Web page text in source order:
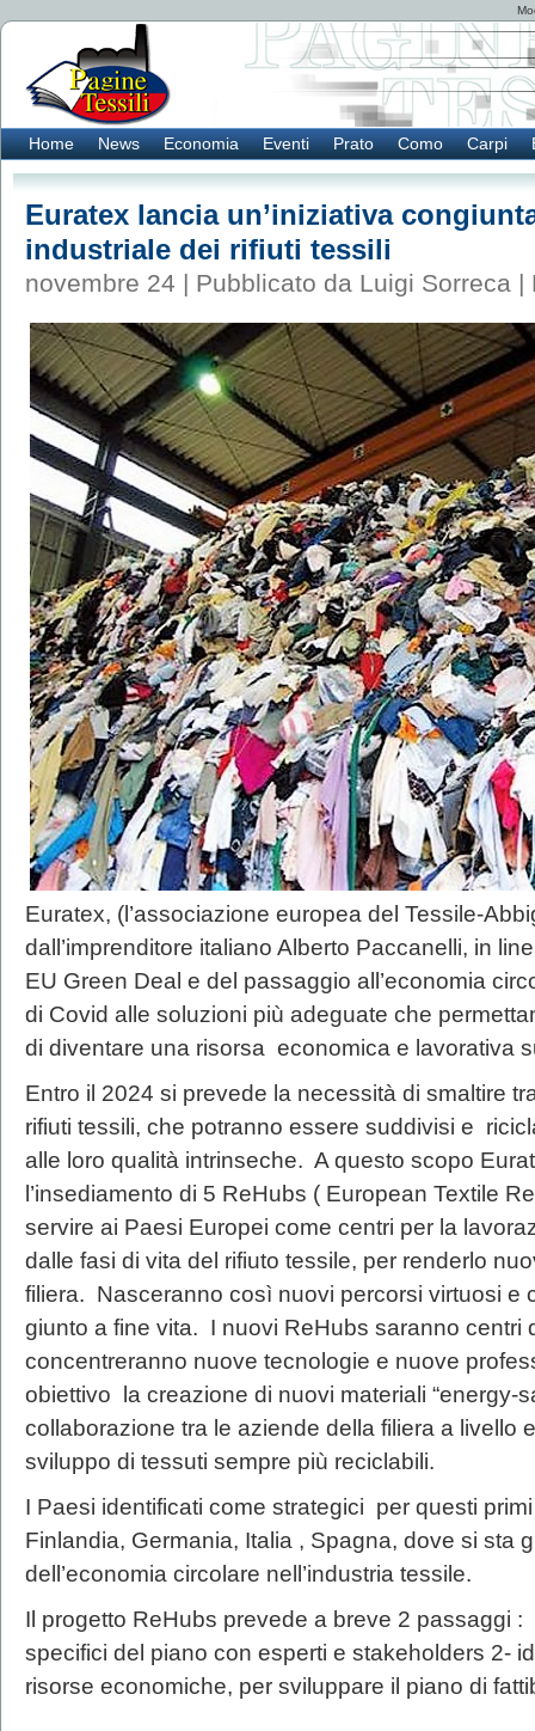
Home News Economia Eventi Prato Como Carpi
Euratex lancia un’iniziativa
industriale dei rifiuti tessili
novembre 24 | Pubblicato da Luigi Sorreca |
Euratex, (l’associazione europea del Tessile-
dall’imprenditore italiano Alberto Paccanelli, in
EU Green Deal e del passaggio all’economia
di Covid alle soluzioni più adeguate che
di diventare una risorsa economica e lavorativa
Entro il 2024 si prevede la necessità di smaltire
rifiuti tessili, che potranno essere suddivisi e
alle loro qualità intrinseche. A questo scopo
l’insediamento di 5 ReHubs ( European Textile
servire ai Paesi Europei come centri per la
dalle fasi di vita del rifiuto tessile, per renderlo
filiera. Nasceranno così nuovi percorsi virtuosi e
giunto a fine vita. I nuovi ReHubs saranno centri
concentreranno nuove tecnologie e nuove
obiettivo la creazione di nuovi materiali “energy-
collaborazione tra le aziende della filiera a livello
sviluppo di tessuti sempre più reciclabili.
I Paesi identificati come strategici per questi
Finlandia, Germania, Italia , Spagna, dove si sta
dell’economia circolare nell’industria tessile.
Il progetto ReHubs prevede a breve 2 passaggi
specifici del piano con esperti e stakeholders 2-
risorse economiche, per sviluppare il piano di